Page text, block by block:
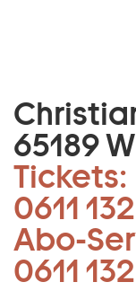
65189
Tickets:
0611
Abo-
0611